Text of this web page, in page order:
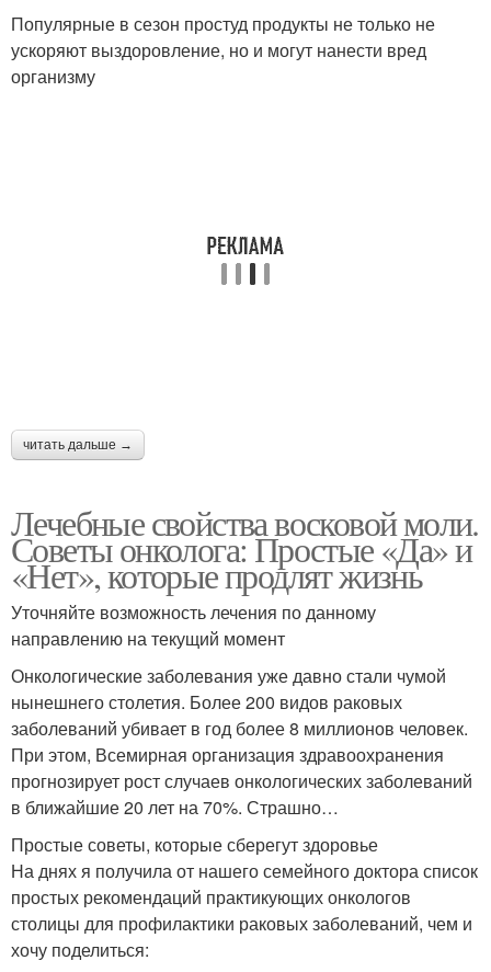
Популярные в сезон простуд продукты не только не
ускоряют выздоровление, но и могут нанести вред
организму
читать дальше →
Лечебные свойства восковой моли.
Советы онколога: Простые «Да» и
«Нет», которые продлят жизнь
Уточняйте возможность лечения по данному
направлению на текущий момент
Онкологические заболевания уже давно стали чумой
нынешнего столетия. Более 200 видов раковых
заболеваний убивает в год более 8 миллионов человек.
При этом, Всемирная организация здравоохранения
прогнозирует рост случаев онкологических заболеваний
в ближайшие 20 лет на 70%. Страшно…
Простые советы, которые сберегут здоровье
На днях я получила от нашего семейного доктора список
простых рекомендаций практикующих онкологов
столицы для профилактики раковых заболеваний, чем и
хочу поделиться: